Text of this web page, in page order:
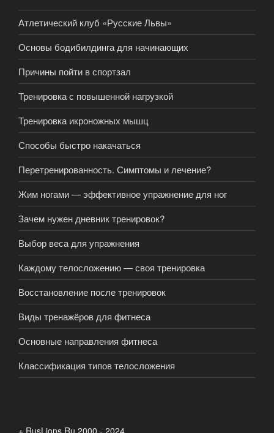
Атлетический клуб «Русские Львы»
Основы бодибилдинга для начинающих
Причины пойти в спортзал
Тренировка с повышенной нагрузкой
Тренировка икроножных мышц
Способы быстро накачаться
Перетренированность. Симптомы и лечение?
Жим ногами — эффективное упражнение для ног
Зачем нужен дневник тренировок?
Выбор веса для упражнения
Каждому телосложению — своя тренировка
Восстановление после тренировок
Виды тренажёров для фитнеса
Основные направления фитнеса
Классификация типов телосложения